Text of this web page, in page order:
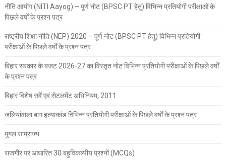
नीति आयोग (NITI Aayog) – पूर्ण नोट (BPSC PT हेतु) विभिन्न प्रतियोगी परीक्षाओं के
पिछले वर्षों के प्रश्न पत्र
राष्ट्रीय शिक्षा नीति (NEP) 2020 – पूर्ण नोट (BPSC PT हेतु) विभिन्न प्रतियोगी
परीक्षाओं के पिछले वर्षों के प्रश्न पत्र
बिहार सरकार के बजट 2026-27 का विस्तृत नोट विभिन्न प्रतियोगी परीक्षाओं के पिछले वर्षों
के प्रश्न पत्र
बिहार विशेष सर्वे एवं सेटलमेंट अधिनियम, 2011
जलियांवाला बाग हत्याकांड विभिन्न प्रतियोगी परीक्षाओं के पिछले वर्षों के प्रश्न पत्र
मुगल साम्राज्य
राजगीर पर आधारित 30 बहुविकल्पीय प्रश्नों (MCQs)